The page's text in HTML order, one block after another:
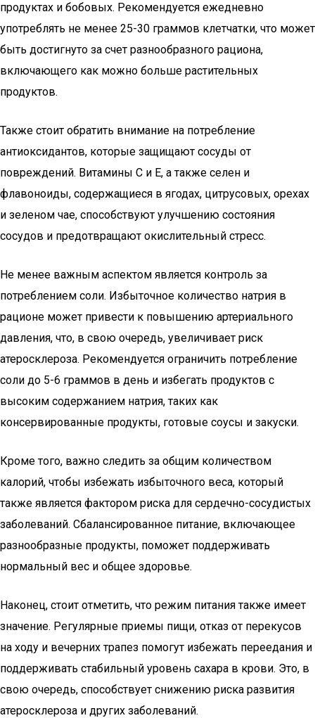
продуктах и бобовых. Рекомендуется ежедневно
употреблять не менее 25-30 граммов клетчатки, что может
быть достигнуто за счет разнообразного рациона,
включающего как можно больше растительных
продуктов.
Также стоит обратить внимание на потребление
антиоксидантов, которые защищают сосуды от
повреждений. Витамины C и E, а также селен и
флавоноиды, содержащиеся в ягодах, цитрусовых, орехах
и зеленом чае, способствуют улучшению состояния
сосудов и предотвращают окислительный стресс.
Не менее важным аспектом является контроль за
потреблением соли. Избыточное количество натрия в
рационе может привести к повышению артериального
давления, что, в свою очередь, увеличивает риск
атеросклероза. Рекомендуется ограничить потребление
соли до 5-6 граммов в день и избегать продуктов с
высоким содержанием натрия, таких как
консервированные продукты, готовые соусы и закуски.
Кроме того, важно следить за общим количеством
калорий, чтобы избежать избыточного веса, который
также является фактором риска для сердечно-сосудистых
заболеваний. Сбалансированное питание, включающее
разнообразные продукты, поможет поддерживать
нормальный вес и общее здоровье.
Наконец, стоит отметить, что режим питания также имеет
значение. Регулярные приемы пищи, отказ от перекусов
на ходу и вечерних трапез помогут избежать переедания и
поддерживать стабильный уровень сахара в крови. Это, в
свою очередь, способствует снижению риска развития
атеросклероза и других заболеваний.